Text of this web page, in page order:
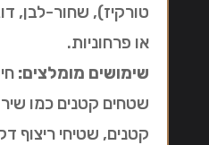
טורקיז), שחור-לבן,
או פרחוניות.
שימושים מומלצים:
שטחים קטנים כמו
קטנים, שטיחי ריצוף